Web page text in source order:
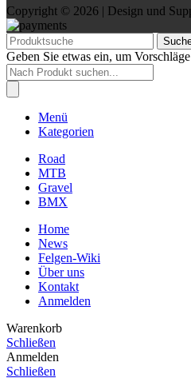
Copyright © 2026 | Design und
Geben Sie etwas ein, um
Products
search
Menü
Kategorien
Road
MTB
Gravel
BMX
Home
News
Felgen-Wiki
Über uns
Kontakt
Anmelden
Warenkorb
Schließen
Anmelden
Schließen